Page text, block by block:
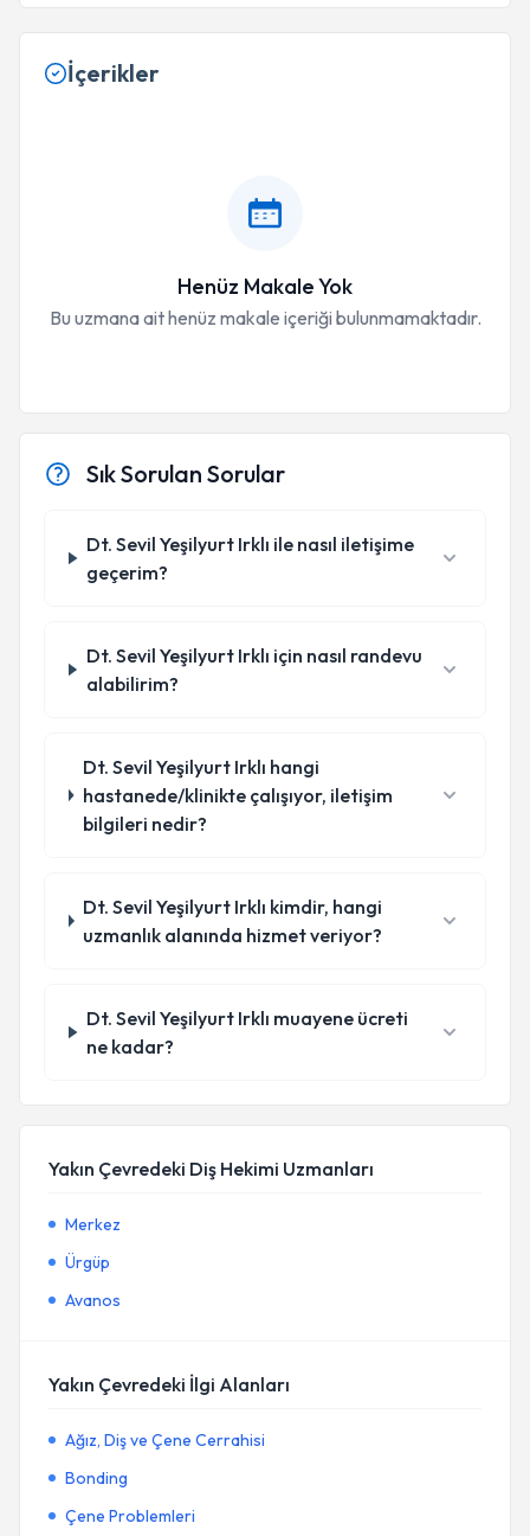
İçerikler
Henüz Makale Yok
Bu uzmana ait henüz makale içeriği bulunmamaktadır.
Sık Sorulan Sorular
Dt. Sevil Yeşilyurt Irklı ile nasıl iletişime
geçerim?
Dt. Sevil Yeşilyurt Irklı için nasıl randevu
alabilirim?
Dt. Sevil Yeşilyurt Irklı hangi
hastanede/klinikte çalışıyor, iletişim
bilgileri nedir?
Dt. Sevil Yeşilyurt Irklı kimdir, hangi
uzmanlık alanında hizmet veriyor?
Dt. Sevil Yeşilyurt Irklı muayene ücreti
ne kadar?
Yakın Çevredeki Diş Hekimi Uzmanları
Merkez
Ürgüp
Avanos
Yakın Çevredeki İlgi Alanları
Ağız, Diş ve Çene Cerrahisi
Bonding
Çene Problemleri